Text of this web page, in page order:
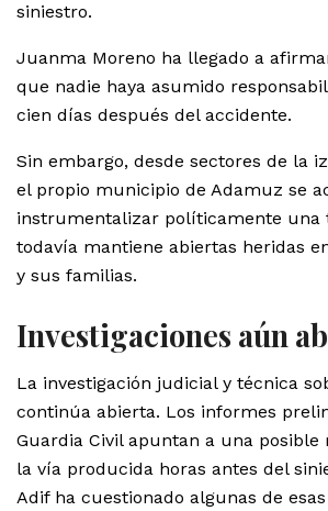
siniestro.
Juanma Moreno ha llegado a
que nadie haya asumido
cien días después del accidente.
Sin embargo, desde sectores de la
el propio municipio de Adamuz se
instrumentalizar políticamente una
todavía mantiene abiertas heridas
y sus familias.
Investigaciones aún
La investigación judicial y técnica
continúa abierta. Los informes
Guardia Civil apuntan a una posible
la vía producida horas antes del
Adif ha cuestionado algunas de